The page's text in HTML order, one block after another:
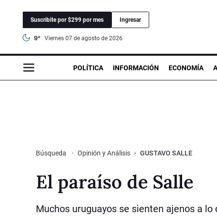
Suscribite por $299 por mes Ingresar
9° viernes 07 de agosto de 2026
POLÍTICA INFORMACIÓN ECONOMÍA
Búsqueda Opinión y Análisis GUSTAVO SALLE
El paraíso de Salle
Muchos uruguayos se sienten ajenos a